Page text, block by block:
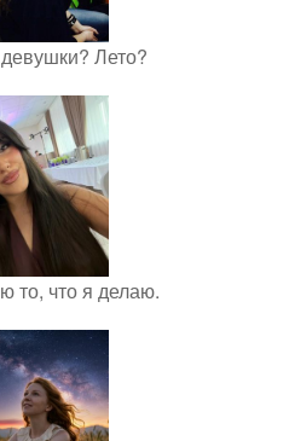
Лето?
то, что я делаю.